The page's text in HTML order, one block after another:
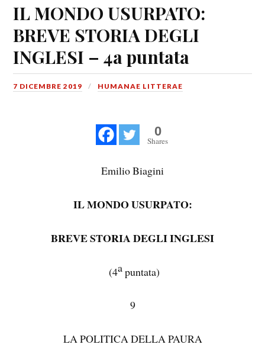
IL MONDO USURPATO:
BREVE STORIA DEGLI
INGLESI – 4a puntata
7 DICEMBRE 2019 HUMANAE LITTERAE
0
Shares
Emilio Biagini
IL MONDO USURPATO:
BREVE STORIA DEGLI INGLESI
(4apuntata)
9
LA POLITICA DELLA PAURA